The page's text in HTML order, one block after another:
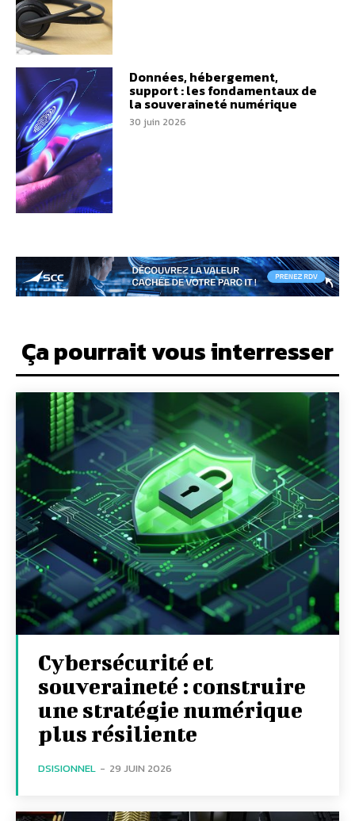
Données, hébergement,
support : les fondamentaux de
la souveraineté numérique
30 juin 2026
Ça pourrait vous interresser
Cybersécurité et
souveraineté : construire
une stratégie numérique
plus résiliente
DSISIONNEL - 29 JUIN 2026